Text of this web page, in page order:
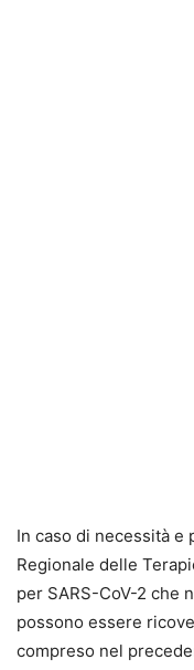
In caso di necessità e
Regionale delle
per SARS-CoV-2 che
possono essere
compreso nel